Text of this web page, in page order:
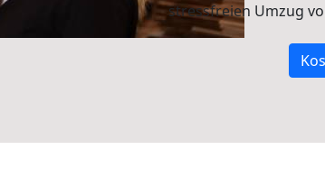
stressfreien Umzug